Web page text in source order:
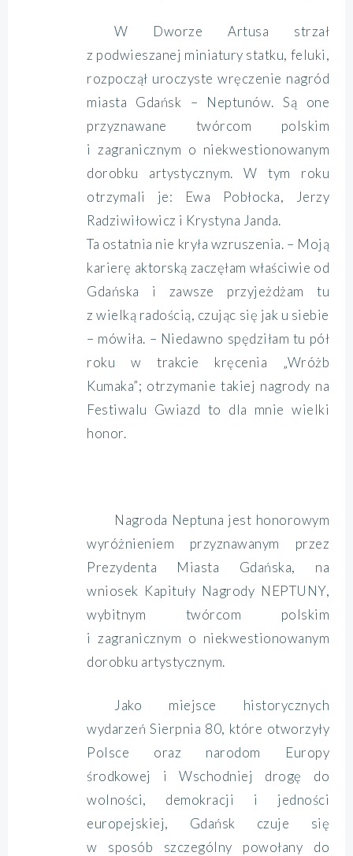
W Dworze Artusa strzał
z podwieszanej miniatury statku, feluki,
rozpoczął uroczyste wręczenie nagród
miasta Gdańsk – Neptunów. Są one
przyznawane twórcom polskim
i zagranicznym o niekwestionowanym
dorobku artystycznym. W tym roku
otrzymali je: Ewa Pobłocka, Jerzy
Radziwiłowicz i Krystyna Janda.
Ta ostatnia nie kryła wzruszenia. – Moją
karierę aktorską zaczęłam właściwie od
Gdańska i zawsze przyjeżdżam tu
z wielką radością, czując się jak u siebie
– mówiła. – Niedawno spędziłam tu pół
roku w trakcie kręcenia „Wróżb
Kumaka”; otrzymanie takiej nagrody na
Festiwalu Gwiazd to dla mnie wielki
honor.
Nagroda Neptuna jest honorowym
wyróżnieniem przyznawanym przez
Prezydenta Miasta Gdańska, na
wniosek Kapituły Nagrody NEPTUNY,
wybitnym twórcom polskim
i zagranicznym o niekwestionowanym
dorobku artystycznym.
Jako miejsce historycznych
wydarzeń Sierpnia 80, które otworzyły
Polsce oraz narodom Europy
środkowej i Wschodniej drogę do
wolności, demokracji i jedności
europejskiej, Gdańsk czuje się
w sposób szczególny powołany do